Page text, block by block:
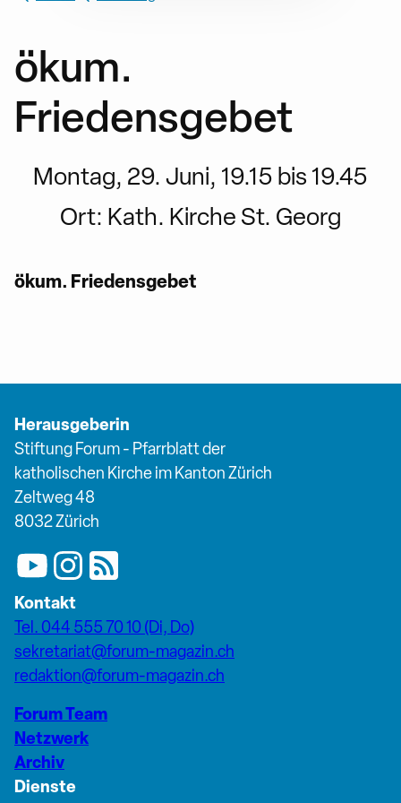
ökum.
Friedensgebet
Montag, 29. Juni, 19.15 bis 19.45
Ort: Kath. Kirche St. Georg
ökum. Friedensgebet
Herausgeberin
Stiftung Forum - Pfarrblatt der
katholischen Kirche im Kanton Zürich
Zeltweg 48
8032 Zürich
Kontakt
Tel. 044 555 70 10 (Di, Do)
sekretariat@forum-magazin.ch
redaktion@forum-magazin.ch
Forum Team
Netzwerk
Archiv
Dienste